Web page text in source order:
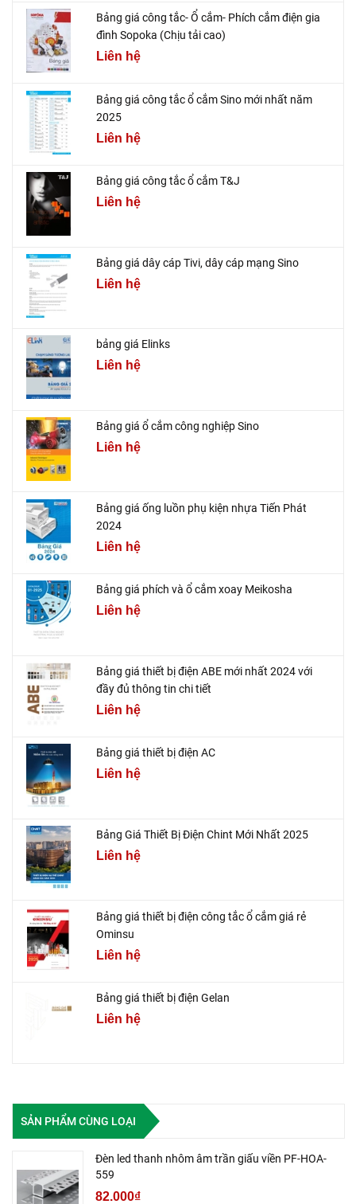
Bảng giá công tắc- Ổ cắm- Phích cắm điện gia
đình Sopoka (Chịu tải cao)
Liên hệ
Bảng giá công tắc ổ cắm Sino mới nhất năm
2025
Liên hệ
Bảng giá công tắc ổ cắm T&J
Liên hệ
Bảng giá dây cáp Tivi, dây cáp mạng Sino
Liên hệ
bảng giá Elinks
Liên hệ
Bảng giá ổ cắm công nghiệp Sino
Liên hệ
Bảng giá ống luồn phụ kiện nhựa Tiến Phát
2024
Liên hệ
Bảng giá phích và ổ cắm xoay Meikosha
Liên hệ
Bảng giá thiết bị điện ABE mới nhất 2024 với
đầy đủ thông tin chi tiết
Liên hệ
Bảng giá thiết bị điện AC
Liên hệ
Bảng Giá Thiết Bị Điện Chint Mới Nhất 2025
Liên hệ
Bảng giá thiết bị điện công tắc ổ cắm giá rẻ
Ominsu
Liên hệ
Bảng giá thiết bị điện Gelan
Liên hệ
SẢN PHẨM CÙNG LOẠI
Đèn led thanh nhôm âm trần giấu viền PF-HOA-
559
82.000₫